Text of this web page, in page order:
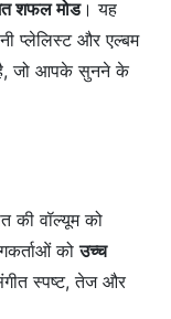
शफल मोड। यह
प्लेलिस्ट और एल्बम
है, जो आपके सुनने के
की वॉल्यूम को
कोउच्च
स्पष्ट, तेज और